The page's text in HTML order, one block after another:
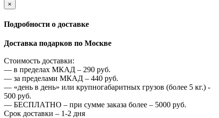
×
Подробности о доставке
Доставка подарков по Москве
Стоимость доставки:
— в пределах МКАД – 290 руб.
— за пределами МКАД – 440 руб.
— «день в день» или крупногабаритных грузов (более 5 кг.) -
500 руб.
— БЕСПЛАТНО – при сумме заказа более – 5000 руб.
Срок доставки – 1-2 дня